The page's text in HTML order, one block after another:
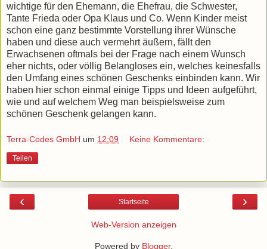
wichtige für den Ehemann, die Ehefrau, die Schwester,
Tante Frieda oder Opa Klaus und Co. Wenn Kinder meist
schon eine ganz bestimmte Vorstellung ihrer Wünsche
haben und diese auch vermehrt äußern, fällt den
Erwachsenen oftmals bei der Frage nach einem Wunsch
eher nichts, oder völlig Belangloses ein, welches keinesfalls
den Umfang eines schönen Geschenks einbinden kann. Wir
haben hier schon einmal einige Tipps und Ideen aufgeführt,
wie und auf welchem Weg man beispielsweise zum
schönen Geschenk gelangen kann.
Terra-Codes GmbH um 12:09 Keine Kommentare:
Teilen
‹ ›
Startseite
Web-Version anzeigen
Powered by Blogger.